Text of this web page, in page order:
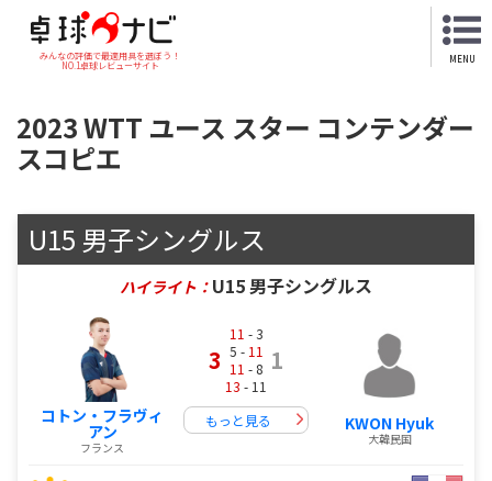
みんなの評価で最適用具を選ぼう！
NO.1卓球レビューサイト
MENU
2023 WTT ユース スター コンテンダー
スコピエ
U15 男子シングルス
ハイライト： U15 男子シングルス
コトン・フラヴィ
アン
フランス
3
11 - 3
5 - 11
11 - 8
13 - 11
1
もっと見る KWON Hyuk
大韓民国